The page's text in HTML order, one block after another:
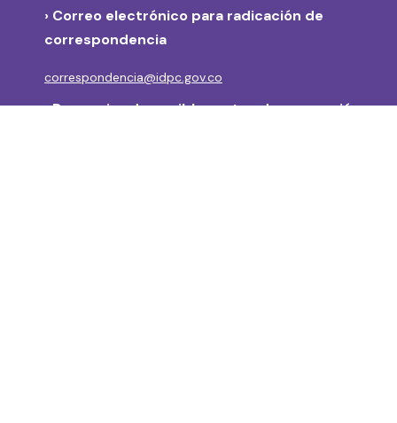
› Correo electrónico para radicación de
correspondencia
correspondencia@idpc.gov.co
› Denuncias de posibles actos de corrupción